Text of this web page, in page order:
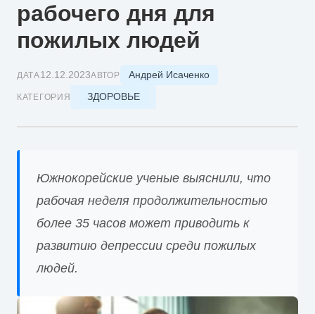
рабочего дня для
пожилых людей
ДАТА12.12.2023АВТОР Андрей Исаченко
КАТЕГОРИЯ ЗДОРОВЬЕ
Южнокорейские ученые выяснили, что
рабочая неделя продолжительностью
более 35 часов может приводить к
развитию депрессии среди пожилых
людей.